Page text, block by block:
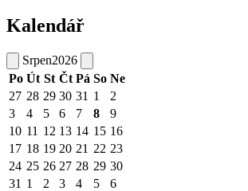
Kalendář
Srpen2026
Po Út St Čt Pá So Ne
27 28 29 30 31 1
2
3
4 5 6 7 8
9
10 11 12 13 14 15 16
17 18 19 20 21 22 23
24 25 26 27 28 29 30
31 1 2 3 4 5 6